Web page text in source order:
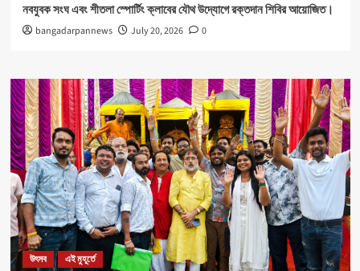
নবযুবক সংঘ এবং শীতলা স্পোর্টিং ক্লাবের যৌথ উদ্যোগে রক্তদান শিবির আয়োজিত।
bangadarpannews July 20, 2026 0
উৎসব এই মুহূর্তে